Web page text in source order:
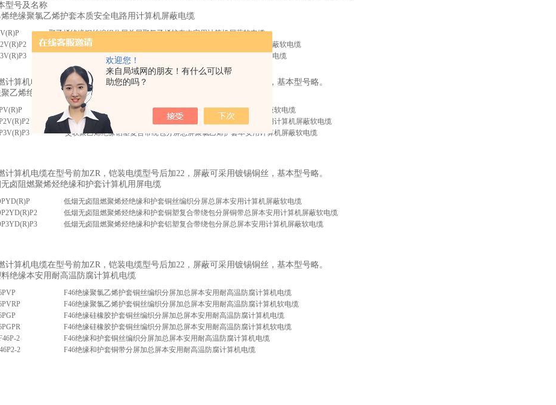
欢迎您！
来自局域网的朋友！有什么可以帮
助您的吗？
型号及名称
烯绝缘聚氯乙烯护套本质安全电路用计算机屏蔽电缆
聚乙烯绝缘铜丝编织分屏总屏聚氯乙烯护套本安用计算机屏蔽软电缆
聚乙烯绝缘铜塑复合带绕包分屏铜带总屏聚氯乙烯护套本安用计算机屏蔽软电缆
聚乙烯绝缘铝塑复合带绕包分屏总屏聚氯乙烯护套本安用计算机屏蔽软电缆
计算机电缆在型号前加ZR，铠装电缆型号后加22，屏蔽可采用镀锡铜丝，基本型号略。
乙烯绝缘聚氯乙烯护套计算机用屏蔽电缆
交联聚乙烯绝缘铜丝编织分屏总屏聚氯乙烯护套本安用计算机屏蔽软电缆
交联聚乙烯绝缘铜塑复合带绕包分屏钢带总屏聚氯乙烯护套本安用计算机屏蔽软电缆
交联聚乙烯绝缘铝塑复合带绕包分屏总屏聚氯乙烯护套本安用计算机屏蔽软电缆
计算机电缆在型号前加ZR，铠装电缆型号后加22，屏蔽可采用镀锡铜丝，基本型号略。
卤阻燃聚烯烃绝缘和护套计算机用屏电缆
低烟无卤阻燃聚烯烃绝缘和护套铜丝编织分屏总屏本安用计算机屏蔽软电缆
低烟无卤阻燃聚烯烃绝缘和护套铜塑复合带绕包分屏铜带总屏本安用计算机屏蔽软电缆
低烟无卤阻燃聚烯烃绝缘和护套铝塑复合带绕包分屏总屏本安用计算机屏蔽软电缆
计算机电缆在型号前加ZR，铠装电缆型号后加22，屏蔽可采用镀锡铜丝，基本型号略。
绝缘本安用耐高温防腐计算机电缆
F46绝缘聚氯乙烯护套铜丝编织分屏加总屏本安用耐高温防腐计算机电缆
F46绝缘聚氯乙烯护套铜丝编织分屏加总屏本安用耐高温防腐计算机软电缆
F46绝缘硅橡胶护套铜丝编织分屏加总屏本安用耐高温防腐计算机电缆
F46绝缘硅橡胶护套铜丝编织分屏加总屏本安用耐高温防腐计算机软电缆
2
F46绝缘和护套铜丝编织分屏加总屏本安用耐高温防腐计算机电缆
2
F46绝缘和护套铜带分屏加总屏本安用耐高温防腐计算机电缆